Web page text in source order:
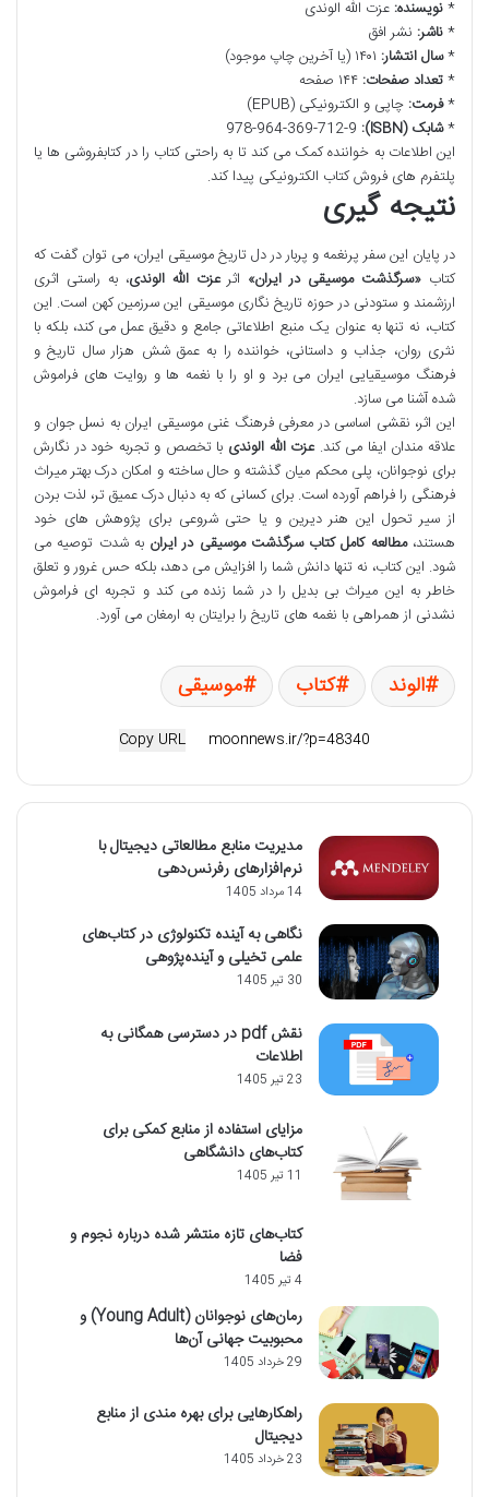
*نویسنده: عزت الله الوندی
*ناشر: نشر افق
*سال انتشار:
*تعداد صفحات:
*فرمت: چاپی و الکترونیکی (EPUB)
*شابک (ISBN):
این اطلاعات به خواننده کمک می کند تا به راحتی کتاب را در کتابفروشی ها یا
پلتفرم های فروش کتاب الکترونیکی پیدا کند.
نتیجه گیری
در پایان این سفر پرنغمه و پربار در دل تاریخ موسیقی ایران، می توان گفت که
کتاب «سرگذشت موسیقی در ایران» اثرعزت الله الوندی، به راستی اثری
ارزشمند و ستودنی در حوزه تاریخ نگاری موسیقی این سرزمین کهن است. این
کتاب، نه تنها به عنوان یک منبع اطلاعاتی جامع و دقیق عمل می کند، بلکه با
نثری روان، جذاب و داستانی، خواننده را به عمق شش هزار سال تاریخ و
فرهنگ موسیقیایی ایران می برد و او را با نغمه ها و روایت های فراموش
شده آشنا می سازد.
این اثر، نقشی اساسی در معرفی فرهنگ غنی موسیقی ایران به نسل جوان و
علاقه مندان ایفا می کند. عزت الله الوندی با تخصص و تجربه خود در نگارش
برای نوجوانان، پلی محکم میان گذشته و حال ساخته و امکان درک بهتر میراث
فرهنگی را فراهم آورده است. برای کسانی که به دنبال درک عمیق تر، لذت بردن
از سیر تحول این هنر دیرین و یا حتی شروعی برای پژوهش های خود
هستند،مطالعه کامل کتاب سرگذشت موسیقی در ایران به شدت توصیه می
شود. این کتاب، نه تنها دانش شما را افزایش می دهد، بلکه حس غرور و تعلق
خاطر به این میراث بی بدیل را در شما زنده می کند و تجربه ای فراموش
نشدنی از همراهی با نغمه های تاریخ را برایتان به ارمغان می آورد.
الوند کتاب موسیقی
Copy URL
مدیریت منابع مطالعاتی دیجیتال با
نرم‌افزارهای رفرنس‌دهی
14 مرداد 1405
نگاهی به آینده تکنولوژی در کتاب‌های
علمی تخیلی و آینده‌پژوهی
30 تیر 1405
نقش pdf در دسترسی همگانی به
اطلاعات
23 تیر 1405
مزایای استفاده از منابع کمکی برای
کتاب‌های دانشگاهی
11 تیر 1405
کتاب‌های تازه منتشر شده درباره نجوم و
فضا
4 تیر 1405
رمان‌های نوجوانان (Young Adult) و
محبوبیت جهانی آن‌ها
29 خرداد 1405
راهکارهایی برای بهره مندی از منابع
دیجیتال
23 خرداد 1405